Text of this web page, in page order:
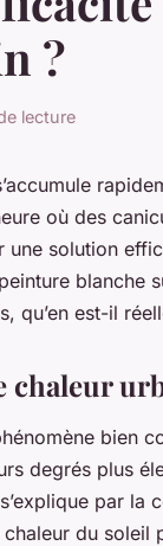
?
lecture
où des
une solution
blanche
qu’en est-il
chaleur
bien
degrés plus
par
du soleil